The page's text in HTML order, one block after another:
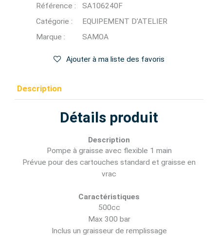
Référence :
SA106240F
Catégorie :
EQUIPEMENT D'ATELIER
Marque :
SAMOA
Ajouter à ma liste des favoris
Description
Détails produit
Description
Pompe à graisse avec flexible 1 main
Prévue pour des cartouches standard et graisse en
vrac
Caractéristiques
500cc
Max 300 bar
Inclus un graisseur de remplissage